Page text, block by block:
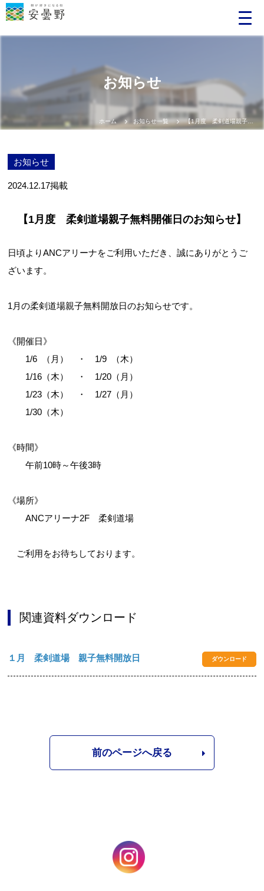
お知らせ
ホーム お知らせ一覧 【1月度 柔剣道場親子無料開催日のお知らせ】
お知らせ
2024.12.17掲載
【1月度 柔剣道場親子無料開催日のお知らせ】
日頃よりANCアリーナをご利用いただき、誠にありがとうご
ざいます。
1月の柔剣道場親子無料開放日のお知らせです。
《開催日》
1/6 （月） ・ 1/9 （木）
1/16（木） ・ 1/20（月）
1/23（木） ・ 1/27（月）
1/30（木）
《時間》
午前10時～午後3時
《場所》
ANCアリーナ2F 柔剣道場
ご利用をお待ちしております。
関連資料ダウンロード
１月 柔剣道場 親子無料開放日 ダウンロード
前のページへ戻る